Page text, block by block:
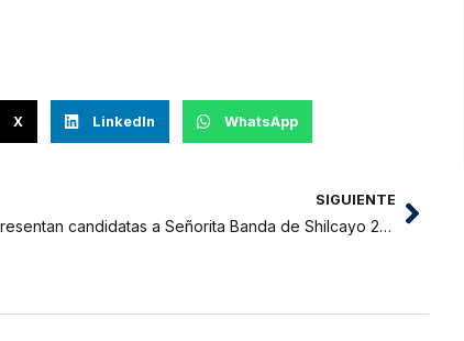
X LinkedIn WhatsApp
SIGUIENTE
Presentan candidatas a Señorita Banda de Shilcayo 2018